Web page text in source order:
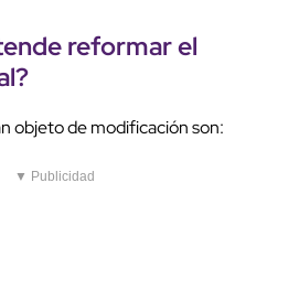
reformar el
objeto de modificación son:
▼ Publicidad